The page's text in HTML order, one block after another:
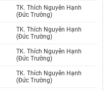
TK. Thích Nguyên Hạnh
(Đức Trường)
TK. Thích Nguyên Hạnh
(Đức Trường)
TK. Thích Nguyên Hạnh
(Đức Trường)
TK. Thích Nguyên Hạnh
(Đức Trường)